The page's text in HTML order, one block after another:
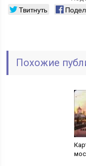
Твитнуть
Похожие